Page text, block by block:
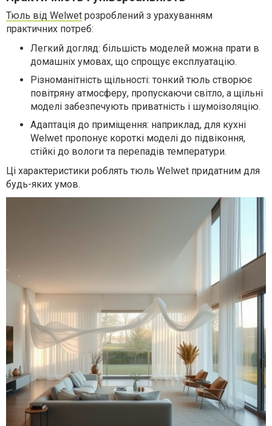
Тюль від Welwet розроблений з урахуванням
практичних потреб:
Легкий догляд: більшість моделей можна прати в
домашніх умовах, що спрощує експлуатацію.
Різноманітність щільності: тонкий тюль створює
повітряну атмосферу, пропускаючи світло, а щільні
моделі забезпечують приватність і шумоізоляцію.
Адаптація до приміщення: наприклад, для кухні
Welwet пропонує короткі моделі до підвіконня,
стійкі до вологи та перепадів температури.
Ці характеристики роблять тюль Welwet придатним для
будь-яких умов.